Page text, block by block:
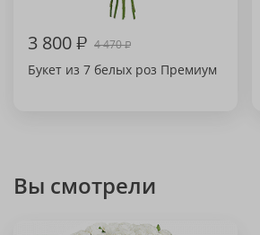
3 800₽ 4 470₽
Букет из 7 белых роз Премиум
Вы смотрели